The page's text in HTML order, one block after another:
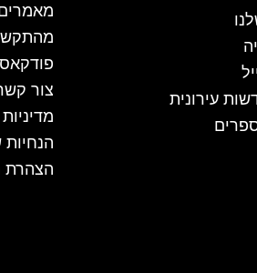
עירונית
צור
הצהרת